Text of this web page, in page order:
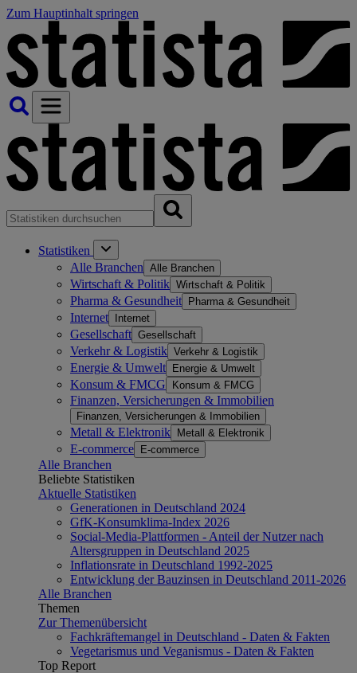
Zum Hauptinhalt springen
Statistiken
Alle Branchen Alle Branchen
Wirtschaft & Politik Wirtschaft & Politik
Pharma & Gesundheit Pharma & Gesundheit
Internet Internet
Gesellschaft Gesellschaft
Verkehr & Logistik Verkehr & Logistik
Energie & Umwelt Energie & Umwelt
Konsum & FMCG Konsum & FMCG
Finanzen, Versicherungen & Immobilien
Finanzen, Versicherungen & Immobilien
Metall & Elektronik Metall & Elektronik
E-commerce E-commerce
Alle Branchen
Beliebte Statistiken
Aktuelle Statistiken
Generationen in Deutschland 2024
GfK-Konsumklima-Index 2026
Social-Media-Plattformen - Anteil der Nutzer nach
Altersgruppen in Deutschland 2025
Inflationsrate in Deutschland 1992-2025
Entwicklung der Bauzinsen in Deutschland 2011-2026
Alle Branchen
Themen
Zur Themenübersicht
Fachkräftemangel in Deutschland - Daten & Fakten
Vegetarismus und Veganismus - Daten & Fakten
Top Report